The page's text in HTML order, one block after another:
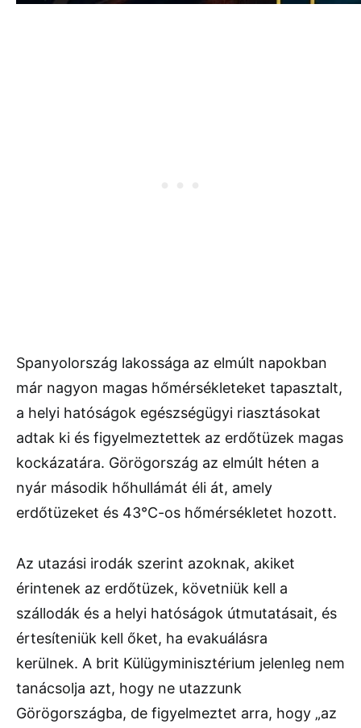
Spanyolország lakossága az elmúlt napokban
már nagyon magas hőmérsékleteket tapasztalt,
a helyi hatóságok egészségügyi riasztásokat
adtak ki és figyelmeztettek az erdőtüzek magas
kockázatára. Görögország az elmúlt héten a
nyár második hőhullámát éli át, amely
erdőtüzeket és 43°C-os hőmérsékletet hozott.
Az utazási irodák szerint azoknak, akiket
érintenek az erdőtüzek, követniük kell a
szállodák és a helyi hatóságok útmutatásait, és
értesíteniük kell őket, ha evakuálásra
kerülnek. A brit Külügyminisztérium jelenleg nem
tanácsolja azt, hogy ne utazzunk
Görögországba, de figyelmeztet arra, hogy „az